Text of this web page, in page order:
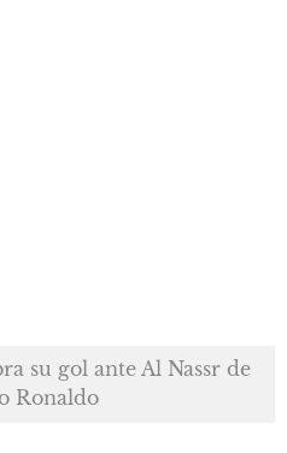
su gol ante Al Nassr de
Ronaldo